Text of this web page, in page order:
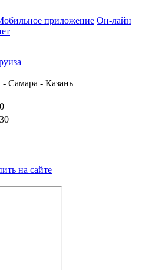
приложение Он-лайн
Самара - Казань
на сайте